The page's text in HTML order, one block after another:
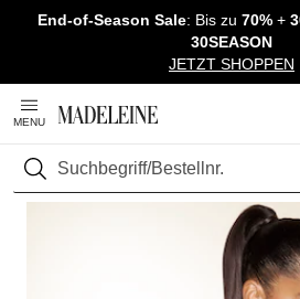
Überspringe Navigation, direkt zum
End-of-Season Sale: Bis zu 70% +
30SEASON
JETZT SHOPPEN
MENU
Suchen
Startseite Mode Pullover & Strick